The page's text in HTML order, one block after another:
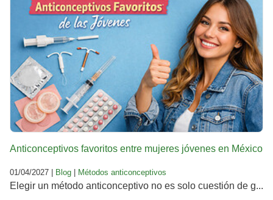
Anticonceptivos favoritos entre mujeres jóvenes en México
01/04/2027 | Blog | Métodos anticonceptivos
Elegir un método anticonceptivo no es solo cuestión de g...